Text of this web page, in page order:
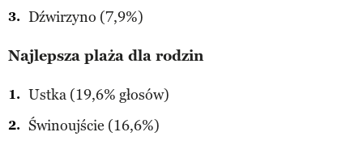
Dźwirzyno (7,9%)
Najlepsza plaża dla rodzin
Ustka (19,6% głosów)
Świnoujście (16,6%)